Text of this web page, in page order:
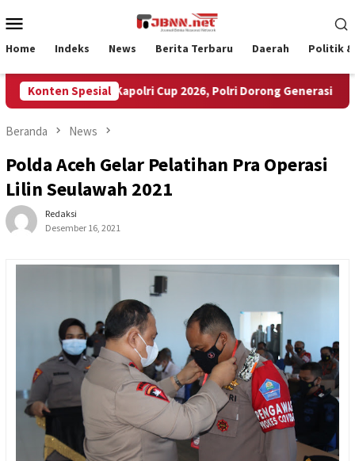
ke
Mobile
Home Indeks News Berita Terbaru Daerah Politik &
Konten Spesial
Peserta Ikuti Kapolri Cup 2026, Polri Dorong Generasi Muda
Beranda News
Polda Aceh Gelar Pelatihan Pra Operasi
Lilin Seulawah 2021
Redaksi
Desember 16, 2021